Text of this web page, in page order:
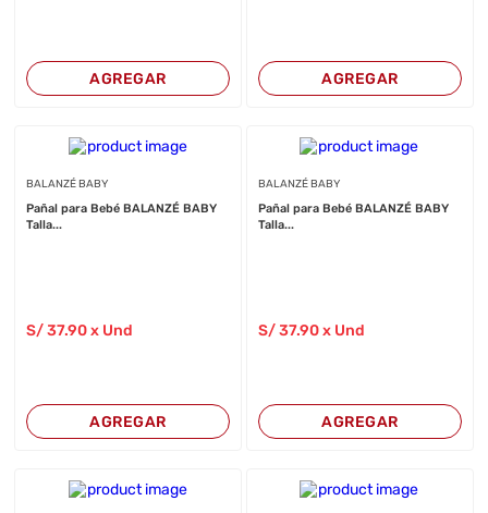
AGREGAR AGREGAR
BALANZÉ BABY
Pañal para Bebé BALANZÉ BABY
Talla...
S/37.90 x Und
AGREGAR
BALANZÉ BABY
Pañal para Bebé BALANZÉ BABY
Talla...
S/37.90x Und
AGREGAR